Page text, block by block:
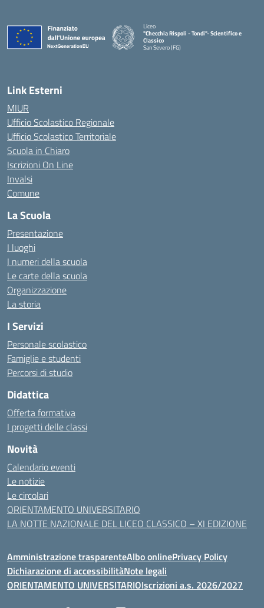
Liceo
"Checchia Rispoli - Tondi"- Scientifico e
Classico
San Severo (FG)
Link Esterni
MIUR
Ufficio Scolastico Regionale
Ufficio Scolastico Territoriale
Scuola in Chiaro
Iscrizioni On Line
Invalsi
Comune
La Scuola
Presentazione
I luoghi
I numeri della scuola
Le carte della scuola
Organizzazione
La storia
I Servizi
Personale scolastico
Famiglie e studenti
Percorsi di studio
Didattica
Offerta formativa
I progetti delle classi
Novità
Calendario eventi
Le notizie
Le circolari
ORIENTAMENTO UNIVERSITARIO
LA NOTTE NAZIONALE DEL LICEO CLASSICO – XI EDIZIONE
Amministrazione trasparenteAlbo onlinePrivacy Policy
Dichiarazione di accessibilitàNote legali
ORIENTAMENTO UNIVERSITARIOIscrizioni a.s. 2026/2027